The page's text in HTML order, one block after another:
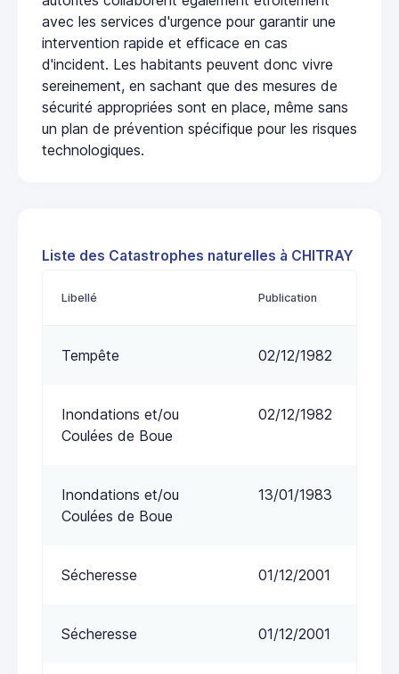
avec les services d'urgence pour garantir une
intervention rapide et efficace en cas
d'incident. Les habitants peuvent donc vivre
sereinement, en sachant que des mesures de
sécurité appropriées sont en place, même sans
un plan de prévention spécifique pour les risques
technologiques.
Liste des Catastrophes naturelles à CHITRAY
Libellé Publication
Tempête 02/12/1982
Inondations et/ou
Coulées de Boue
02/12/1982
Inondations et/ou
Coulées de Boue
13/01/1983
Sécheresse 01/12/2001
Sécheresse 01/12/2001